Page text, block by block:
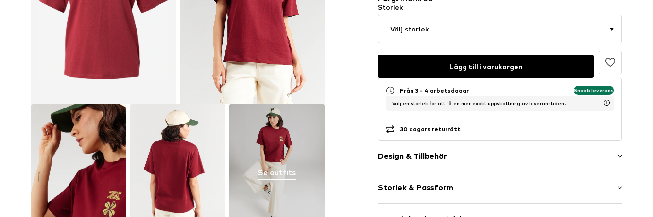
Se outfits
Storlek
Välj storlek
Lägg till i varukorgen
Från 3 - 4 arbetsdagar Snabb leverans
Välj en storlek för att få en mer exakt uppskattning av leveranstiden.
30 dagars returrätt
Design & Tillbehör
Rundringning
Broderi
Vadderad fåll/kant
Storlek & Passform